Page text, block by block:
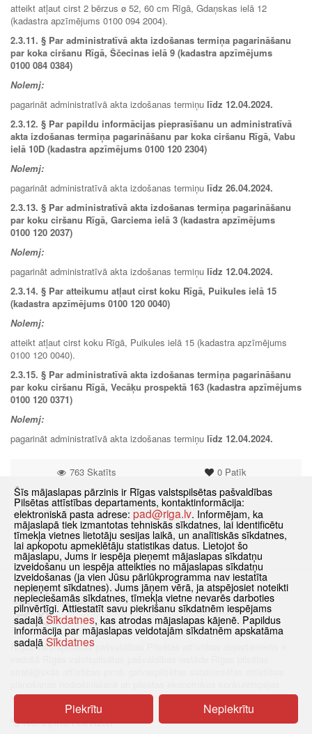
atteikt atļaut cirst 2 bērzus ø 52, 60 cm Rīgā, Gdaņskas ielā 12
(kadastra apzīmējums 0100 094 2004).
2.3.11. § Par administratīvā akta izdošanas termiņa pagarināšanu
par koka ciršanu Rīgā, Ščecinas ielā 9 (kadastra apzīmējums
0100 084 0384)
Nolemj:
pagarināt administratīvā akta izdošanas termiņu līdz 12.04.2024.
2.3.12. § Par papildu informācijas pieprasīšanu un administratīvā
akta izdošanas termiņa pagarināšanu par koka ciršanu Rīgā, Vabu
ielā 10D (kadastra apzīmējums 0100 120 2304)
Nolemj:
pagarināt administratīvā akta izdošanas termiņu līdz 26.04.2024.
2.3.13. § Par administratīvā akta izdošanas termiņa pagarināšanu
par koku ciršanu Rīgā, Garciema ielā 3 (kadastra apzīmējums
0100 120 2037)
Nolemj:
pagarināt administratīvā akta izdošanas termiņu līdz 12.04.2024.
2.3.14. § Par atteikumu atļaut cirst koku Rīgā, Puikules ielā 15
(kadastra apzīmējums 0100 120 0040)
Nolemj:
atteikt atļaut cirst koku Rīgā, Puikules ielā 15 (kadastra apzīmējums
0100 120 0040).
2.3.15. § Par administratīvā akta izdošanas termiņa pagarināšanu
par koku ciršanu Rīgā, Vecāķu prospektā 163 (kadastra apzīmējums
0100 120 0371)
Nolemj:
pagarināt administratīvā akta izdošanas termiņu līdz 12.04.2024.
0Patīk
763 Skatīts
Rīgas valstspilsētas pašvaldības Pilsētas attīstības departaments ir
veicināšanā.
Norēķinu rekvizīti
Šīs mājaslapas pārzinis ir Rīgas valstspilsētas pašvaldības
Pilsētas attīstības departaments, kontaktinformācija:
elektroniskā pasta adrese: pad@riga.lv. Informējam, ka
mājaslapā tiek izmantotas tehniskās sīkdatnes, lai identificētu
tīmekļa vietnes lietotāju sesijas laikā, un analītiskās sīkdatnes,
lai apkopotu apmeklētāju statistikas datus. Lietojot šo
mājaslapu, Jums ir iespēja pieņemt mājaslapas sīkdatņu
izveidošanu un iespēja atteikties no mājaslapas sīkdatņu
izveidošanas (ja vien Jūsu pārlūkprogramma nav iestatīta
nepieņemt sīkdatnes). Jums jāņem vērā, ja atspējosiet noteikti
nepieciešamās sīkdatnes, tīmekļa vietne nevarēs darboties
pilnvērtīgi. Attiestatīt savu piekrišanu sīkdatnēm iespējams
sadaļā Sīkdatnes, kas atrodas mājaslapas kājenē. Papildus
informācija par mājaslapas veidotajām sīkdatnēm apskatāma
sadaļā Sīkdatnes
Piekrītu Nepiekrītu